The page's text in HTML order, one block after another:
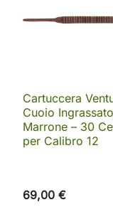
Cartuccera
Cuoio Ingrassato
Marrone – 30
per Calibro 12
69,00 €